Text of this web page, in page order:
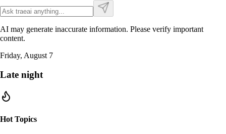
AI may generate inaccurate information. Please verify important
content.
Friday, August 7
Late night
Hot Topics